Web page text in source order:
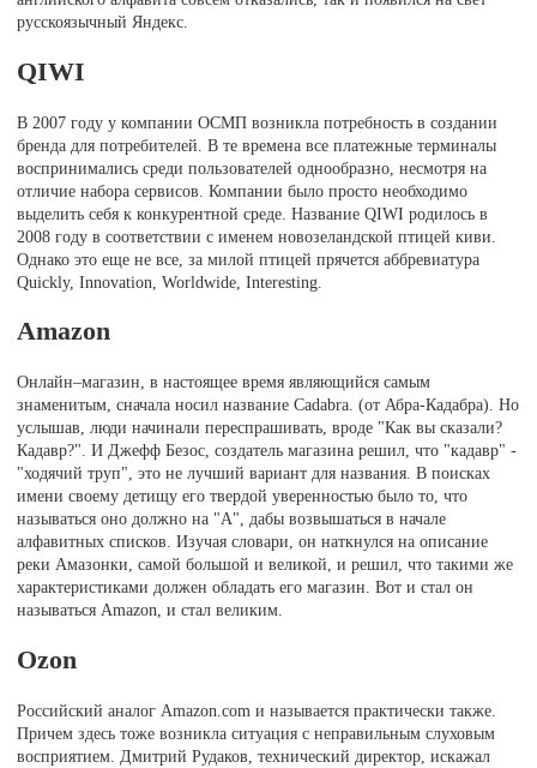
русскоязычный Яндекс.
QIWI
В 2007 году у компании ОСМП возникла потребность в создании
бренда для потребителей. В те времена все платежные терминалы
воспринимались среди пользователей однообразно, несмотря на
отличие набора сервисов. Компании было просто необходимо
выделить себя к конкурентной среде. Название QIWI родилось в
2008 году в соответствии с именем новозеландской птицей киви.
Однако это еще не все, за милой птицей прячется аббревиатура
Quickly, Innovation, Worldwide, Interesting.
Amazon
Онлайн–магазин, в настоящее время являющийся самым
знаменитым, сначала носил название Cadabra. (от Абра-Кадабра). Но
услышав, люди начинали переспрашивать, вроде "Как вы сказали?
Кадавр?". И Джефф Безос, создатель магазина решил, что "кадавр" -
"ходячий труп", это не лучший вариант для названия. В поисках
имени своему детищу его твердой уверенностью было то, что
называться оно должно на "А", дабы возвышаться в начале
алфавитных списков. Изучая словари, он наткнулся на описание
реки Амазонки, самой большой и великой, и решил, что такими же
характеристиками должен обладать его магазин. Вот и стал он
называться Amazon, и стал великим.
Ozon
Российский аналог Amazon.com и называется практически также.
Причем здесь тоже возникла ситуация с неправильным слуховым
восприятием. Дмитрий Рудаков, технический директор, искажал